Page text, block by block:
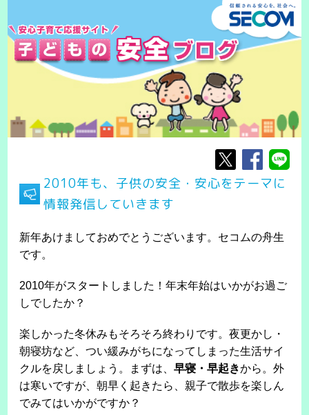
2010年も、子供の安全・安心をテーマに
情報発信していきます
新年あけましておめでとうございます。セコムの舟生
です。
2010年がスタートしました！年末年始はいかがお過ご
しでしたか？
楽しかった冬休みもそろそろ終わりです。夜更かし・
朝寝坊など、つい緩みがちになってしまった生活サイ
クルを戻しましょう。まずは、早寝・早起きから。外
は寒いですが、朝早く起きたら、親子で散歩を楽しん
でみてはいかがですか？